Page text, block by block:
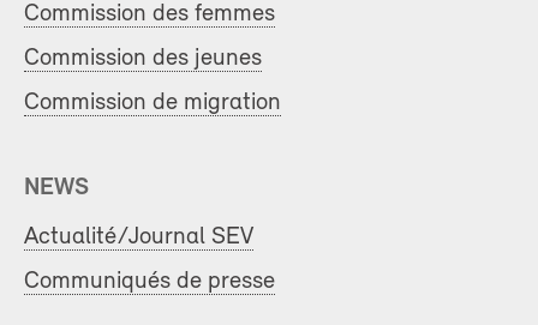
Commission des femmes
Commission des jeunes
Commission de migration
NEWS
Actualité/Journal SEV
Communiqués de presse